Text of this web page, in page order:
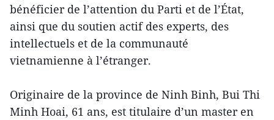
bénéficier de l’attention du Parti et de l’État,
ainsi que du soutien actif des experts, des
intellectuels et de la communauté
vietnamienne à l’étranger.
Originaire de la province de Ninh Binh, Bui Thi
Minh Hoai, 61 ans, est titulaire d’un master en